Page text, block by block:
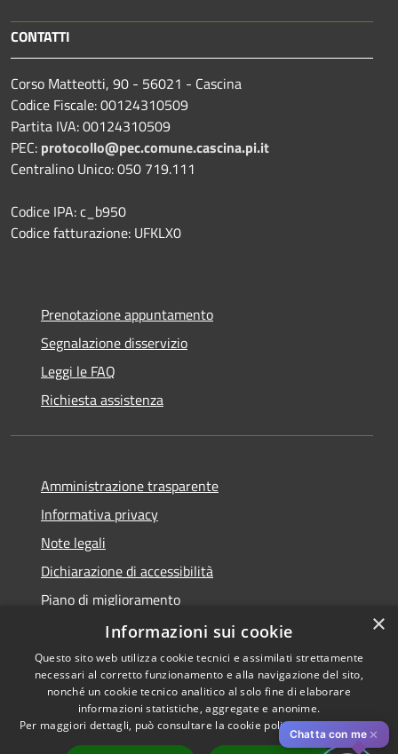
CONTATTI
Corso Matteotti, 90 - 56021 - Cascina
Codice Fiscale: 00124310509
Partita IVA: 00124310509
PEC: protocollo@pec.comune.cascina.pi.it
Centralino Unico: 050 719.111
Codice IPA: c_b950
Codice fatturazione: UFKLX0
Prenotazione appuntamento
Segnalazione disservizio
Leggi le FAQ
Richiesta assistenza
Amministrazione trasparente
Informativa privacy
Note legali
Dichiarazione di accessibilità
Piano di miglioramento
Accessibilità
Privacy
Copyright © 2026 • Comune di
Cascina • Powered by
Municipium•Accesso
Chatta con me ✕
×
Informazioni sui cookie
Questo sito web utilizza cookie tecnici e assimilati strettamente
necessari al corretto funzionamento e alla navigazione del sito,
nonché un cookie tecnico analitico al solo fine di elaborare
informazioni statistiche, aggregate e anonime.
Per maggiori dettagli, può consultare la cookie policy al seguentelink